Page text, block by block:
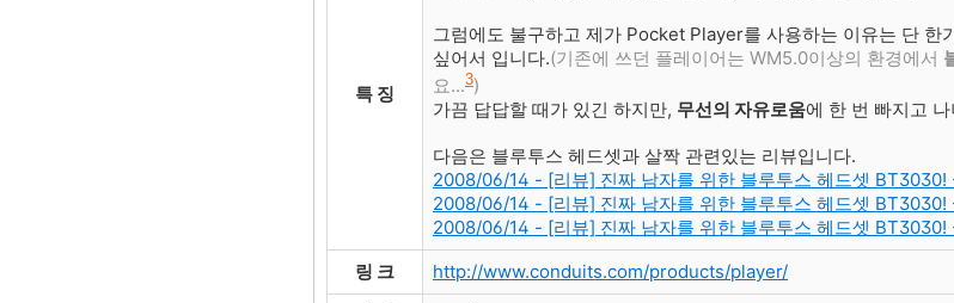
특 징
그럼에도 불구하고 제가 Pocket Player를 사용하는 이유는 단 한
싶어서 입니다.(기존에 쓰던 플레이어는 WM5.0이상의 환경에서
요...3)
가끔 답답할 때가 있긴 하지만, 무선의 자유로움에 한 번 빠지고
다음은 블루투스 헤드셋과 살짝 관련있는 리뷰입니다.
2008/06/14 - [리뷰] 진짜 남자를 위한 블루투스 헤드셋 BT3030!
2008/06/14 - [리뷰] 진짜 남자를 위한 블루투스 헤드셋 BT3030!
2008/06/14 - [리뷰] 진짜 남자를 위한 블루투스 헤드셋 BT3030!
링 크
http://www.conduits.com/products/player/